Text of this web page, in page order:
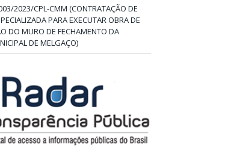
2023/CPL-CMM (CONTRATAÇÃO DE
PARA EXECUTAR OBRA DE
DO MURO DE FECHAMENTO DA
DE MELGAÇO)